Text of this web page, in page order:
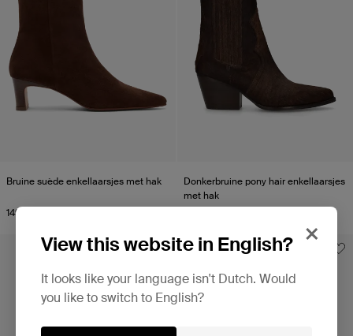
Bruine suède enkellaarsjes met hak
149.99
Donkerbruine pony hair enkellaarsjes
met hak
×
View this website in English?
It looks like your language isn't Dutch. Would
you like to switch to English?